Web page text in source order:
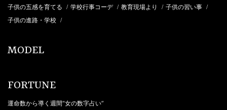
子供の五感を育てる / 学校行事コーデ / 教育現場より / 子供の習い事 /
子供の進路・学校 /
MODEL
FORTUNE
運命数から導く週間“女の数字占い”